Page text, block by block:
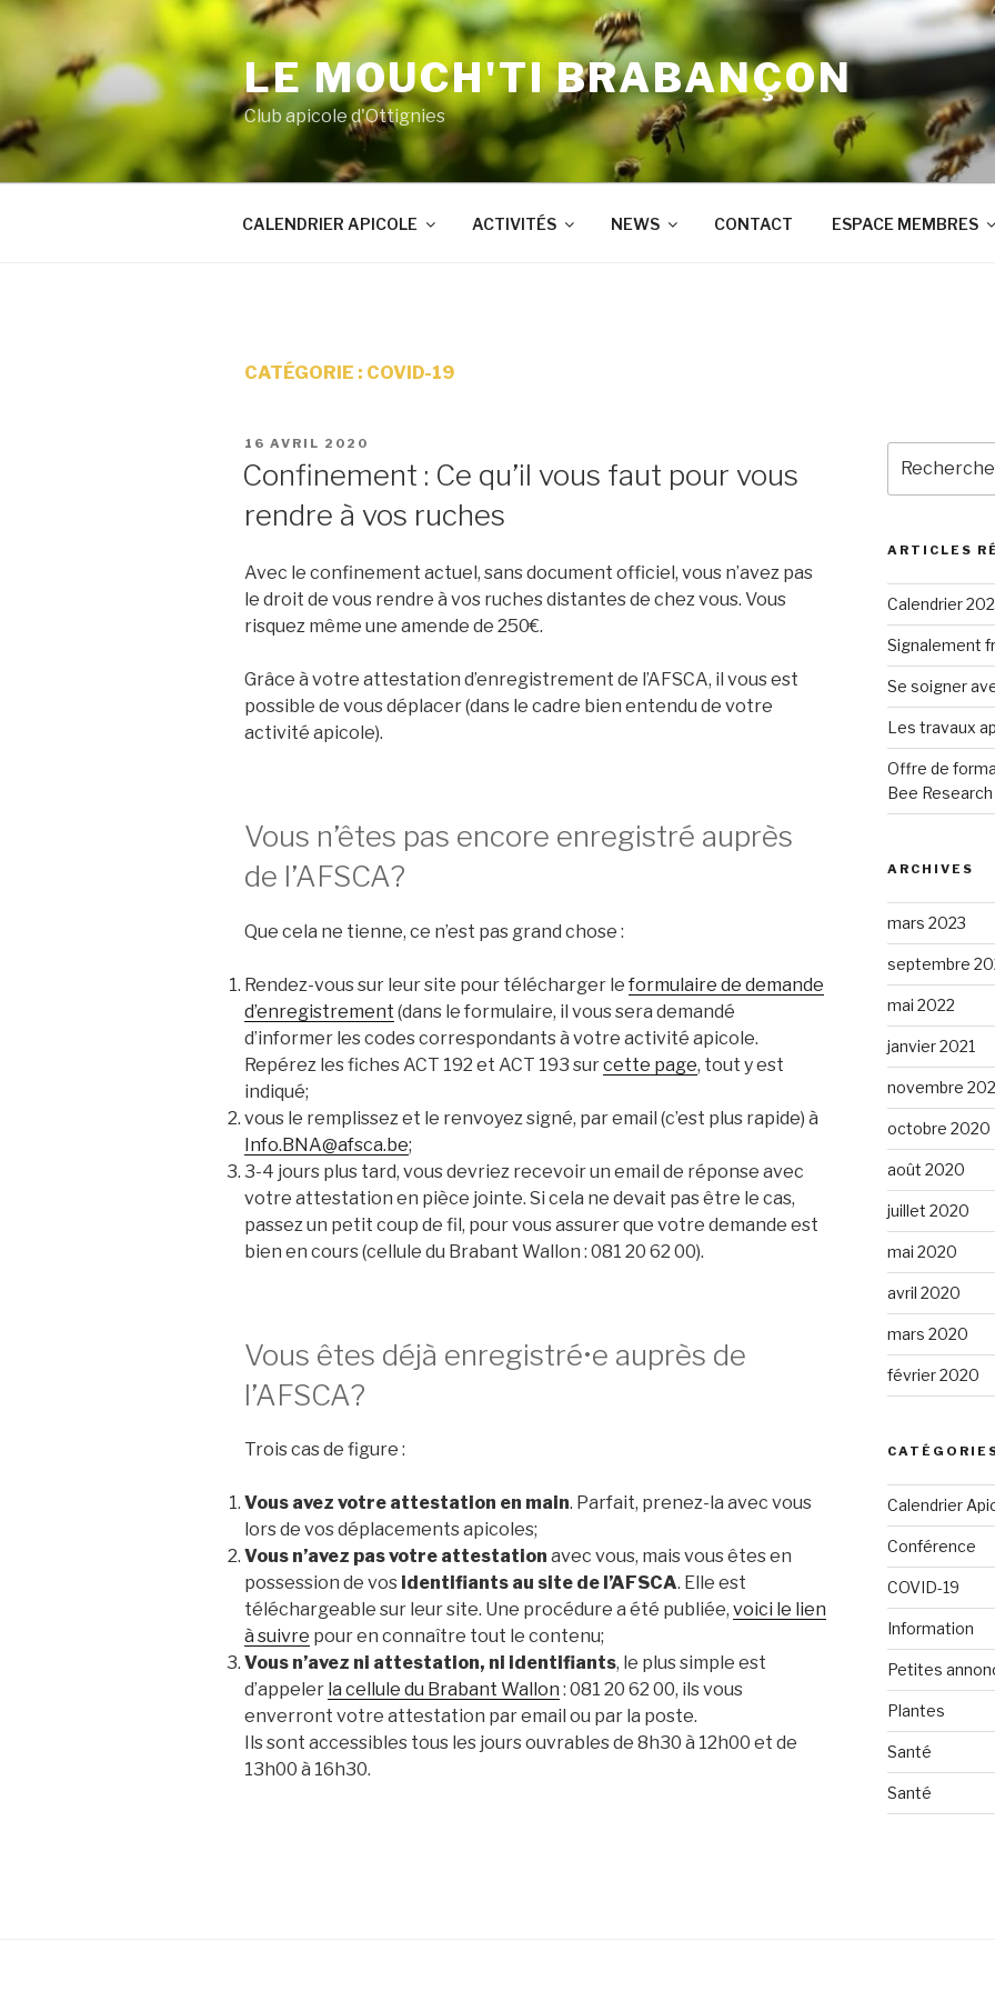
Aller
contenu
principal
LE MOUCH'TI BRABANÇON
Club apicole d'Ottignies
CALENDRIER APICOLE ACTIVITÉS NEWS CONTACT ESPACE MEMBRES
CATÉGORIE : COVID-19
PUBLIÉ
16 AVRIL 2020
Confinement : Ce qu’il vous faut pour vous
rendre à vos ruches
Avec le confinement actuel, sans document officiel, vous n’avez pas
le droit de vous rendre à vos ruches distantes de chez vous. Vous
risquez même une amende de 250€.
Grâce à votre attestation d’enregistrement de l’AFSCA, il vous est
possible de vous déplacer (dans le cadre bien entendu de votre
activité apicole).
Vous n’êtes pas encore enregistré auprès
de l’AFSCA?
Que cela ne tienne, ce n’est pas grand chose :
Rendez-vous sur leur site pour télécharger le formulaire de demande
d’enregistrement (dans le formulaire, il vous sera demandé
d’informer les codes correspondants à votre activité apicole.
Repérez les fiches ACT 192 et ACT 193 surcette page, tout y est
indiqué;
vous le remplissez et le renvoyez signé, par email (c’est plus rapide) à
Info.BNA@afsca.be;
3-4 jours plus tard, vous devriez recevoir un email de réponse avec
votre attestation en pièce jointe. Si cela ne devait pas être le cas,
passez un petit coup de fil, pour vous assurer que votre demande est
bien en cours (cellule du Brabant Wallon : 081 20 62 00).
Vous êtes déjà enregistré•e auprès de
l’AFSCA?
Trois cas de figure :
Vous avez votre attestation en main. Parfait, prenez-la avec vous
lors de vos déplacements apicoles;
Vous n’avez pas votre attestation avec vous, mais vous êtes en
possession de vos identifiants au site de l’AFSCA. Elle est
téléchargeable sur leur site. Une procédure a été publiée, voici le lien
à suivre pour en connaître tout le contenu;
Vous n’avez ni attestation, ni identifiants, le plus simple est
d’appeler la cellule du Brabant Wallon : 081 20 62 00, ils vous
enverront votre attestation par email ou par la poste.
Ils sont accessibles tous les jours ouvrables de 8h30 à 12h00 et de
13h00 à 16h30.
pour
:
ARTICLES
Calendrier
Signalement
Se soigner
Les travaux
Offre de
Bee
ARCHIVES
mars 2023
septembre
mai 2022
janvier 2021
novembre
octobre 2020
août 2020
juillet 2020
mai 2020
avril 2020
mars 2020
février 2020
Calendrier
Conférence
COVID-19
Information
Petites
Plantes
Santé
Santé